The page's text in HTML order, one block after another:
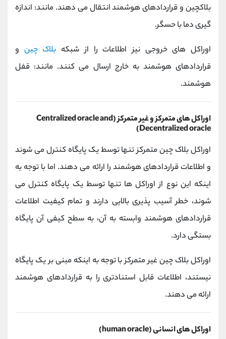
بلاکچین و قراردادهای هوشمند انتقال می دهند. مانند: اندازه
گیری دما با حسگر.
اوراکل های خروجی نیز اطلاعات را از شبکه بلاک چین و
قراردادهای هوشمند به خارج ارسال می کنند. مانند: قفل
هوشمند.
اوراکل های متمرکز و غیر متمرکز (Centralized oracle and
Decentralized oracle)
اوراکل بلاک چین متمرکز تنها توسط یک پایگاه کنترل می شوند
و اطلاعات قراردادهای هوشمند را ارائه می دهند. اما با توجه به
اینکه این نوع از اوراکل ها تنها توسط یک پایگاه کنترل می
شوند، خطر آسیب پذیری بالایی دارند و تمام کیفیت اطلاعات
قراردادهای هوشمند وابسته به آن، به سطح کیفی آن پایگاه
بستگی دارد.
اوراکل بلاک چین غیر متمرکز با توجه به اینکه مبنی بر یک پایگاه
نیستند، اطلاعات قابل استنادتری را به قراردادهای هوشمند
ارائه می دهند.
اوراکل های انسانی (human oracle)